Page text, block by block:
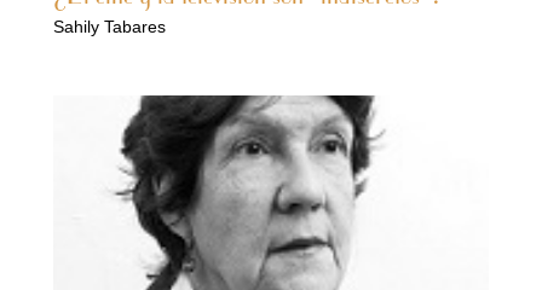
Sahily Tabares